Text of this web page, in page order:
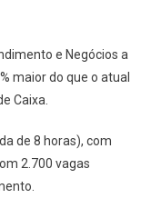
e Negócios a
maior do que o atual
Caixa.
de 8 horas), com
2.700 vagas